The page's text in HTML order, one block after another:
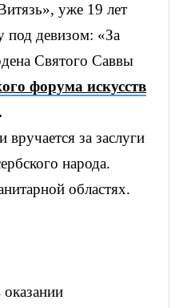
уже 19 лет
под девизом: «За
Святого Саввы
форума искусств
за заслуги
народа.
областях.